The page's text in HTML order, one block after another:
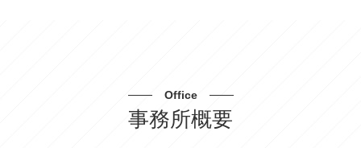
Office
事務所概要